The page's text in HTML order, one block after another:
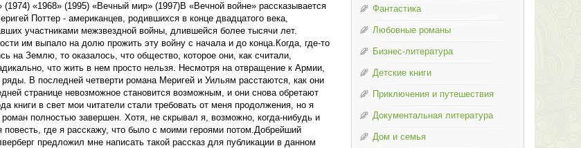
«1968» (1995) «Вечный мир» (1997)В «Вечной войне» рассказывается
Поттер - американцев, родившихся в конце двадцатого века,
участниками межзвездной войны, длившейся более тысячи лет.
им выпало на долю прожить эту войну с начала и до конца.Когда, где-то
на Землю, то оказалось, что общество, которое они, как считали,
что жить в нем просто нельзя. Несмотря на отвращение к Армии,
В последней четверти романа Меригей и Уильям расстаются, как они
странице невозможное становится возможным, и они снова обретают
книги в свет мои читатели стали требовать от меня продолжения, но я
роман полностью завершен. Хотя, не скрывал я, возможно, когда-нибудь и
повесть, где я расскажу, что было с моими героями потом.Добрейший
предложил мне написать такой рассказ для публикации в данном
Фантастика
Любовные романы
Бизнес-литература
Детские книги
Приключения и путешествия
Документальная литература
Дом и семья